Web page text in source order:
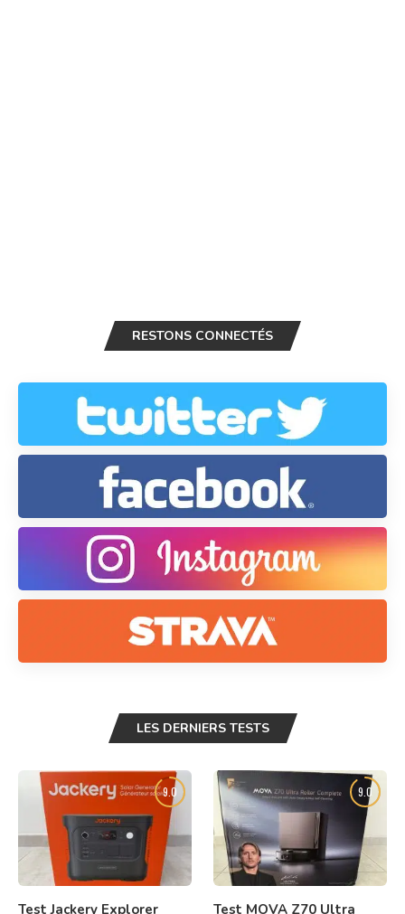
RESTONS CONNECTÉS
LES DERNIERS TESTS
9.0
Test Jackery Explorer
9.0
Test MOVA Z70 Ultra